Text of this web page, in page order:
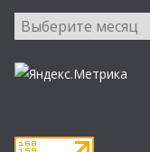
Архивы